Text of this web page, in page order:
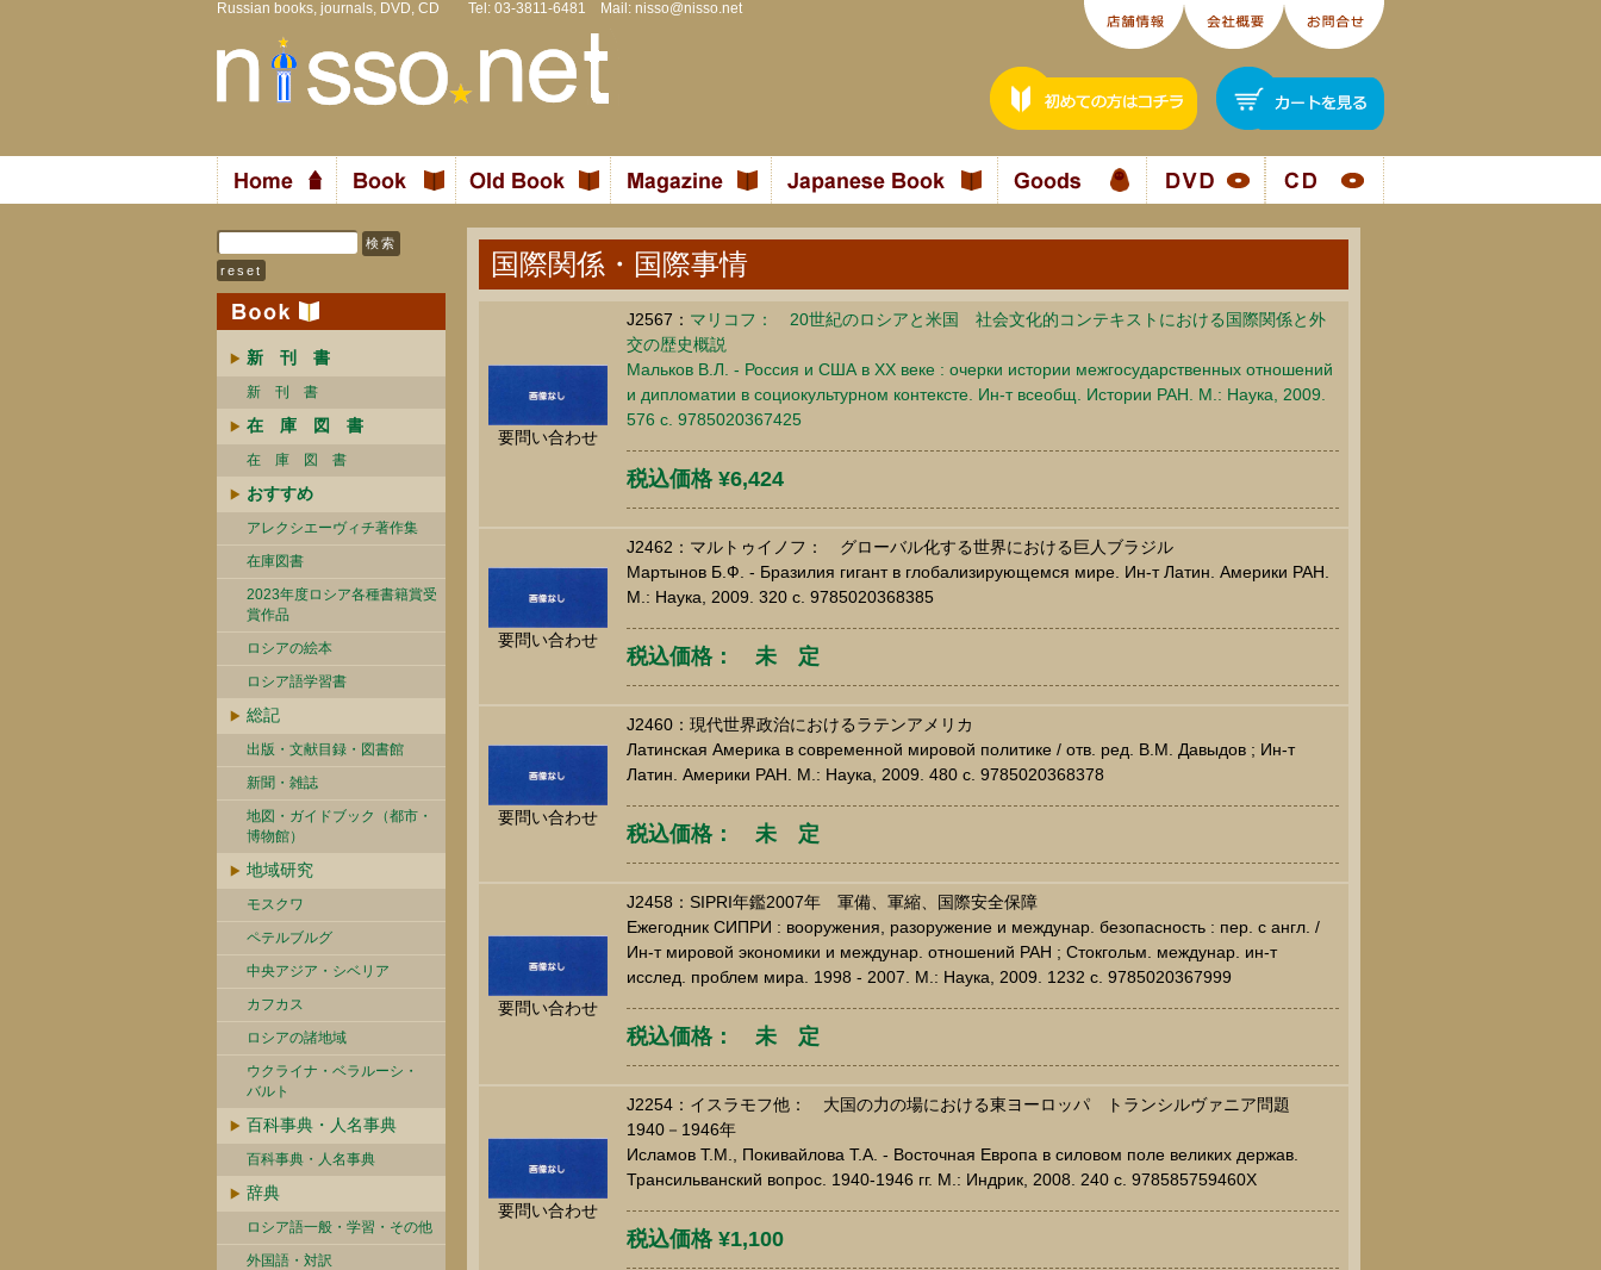
Russian books, journals, DVD, CD Tel: 03-3811-6481 Mail: nisso@nisso.net
新 刊 書
新 刊 書
在 庫 図 書
在 庫 図 書
おすすめ
アレクシエーヴィチ著作集
在庫図書
2023年度ロシア各種書籍賞受
賞作品
ロシアの絵本
ロシア語学習書
総記
出版・文献目録・図書館
新聞・雑誌
地図・ガイドブック（都市・
博物館）
地域研究
モスクワ
ペテルブルグ
中央アジア・シベリア
カフカス
ロシアの諸地域
ウクライナ・ベラルーシ・
バルト
百科事典・人名事典
百科事典・人名事典
辞典
ロシア語一般・学習・その他
外国語・対訳
国際関係・国際事情
要問い合わせ
J2567： マリコフ： 20世紀のロシアと米国 社会文化的コンテキストにおける国際関係と外
交の歴史概説
Мальков В.Л. - Россия и США в XX веке : очерки истории межгосударственных отношений
и дипломатии в социокультурном контексте. Ин-т всеобщ. Истории РАН. М.: Наука, 2009.
576 c. 9785020367425
税込価格 ¥6,424
要問い合わせ
J2462：マルトゥイノフ： グローバル化する世界における巨人ブラジル
Мартынов Б.Ф. - Бразилия гигант в глобализирующемся мире. Ин-т Латин. Америки РАН.
М.: Наука, 2009. 320 c. 9785020368385
税込価格： 未 定
要問い合わせ
J2460：現代世界政治におけるラテンアメリカ
Латинская Америка в современной мировой политике / отв. ред. В.М. Давыдов ; Ин-т
Латин. Америки РАН. М.: Наука, 2009. 480 c. 9785020368378
税込価格： 未 定
要問い合わせ
J2458：SIPRI年鑑2007年 軍備、軍縮、国際安全保障
Ежегодник СИПРИ : вооружения, разоружение и междунар. безопасность : пер. с англ. /
Ин-т мировой экономики и междунар. отношений РАН ; Стокгольм. междунар. ин-т
исслед. проблем мира. 1998 - 2007. М.: Наука, 2009. 1232 c. 9785020367999
税込価格： 未 定
要問い合わせ
J2254：イスラモフ他： 大国の力の場における東ヨーロッパ トランシルヴァニア問題
1940－1946年
Исламов Т.М., Покивайлова Т.А. - Восточная Европа в силовом поле великих держав.
Трансильванский вопрос. 1940-1946 гг. М.: Индрик, 2008. 240 c. 978585759460X
税込価格 ¥1,100